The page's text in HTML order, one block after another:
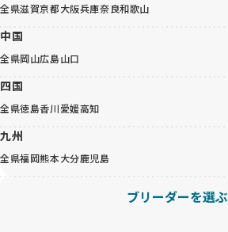
全県滋賀京都大阪兵庫奈良和歌山
中国
全県岡山広島山口
四国
全県徳島香川愛媛高知
九州
全県福岡熊本大分鹿児島
ブリーダーを選ぶ